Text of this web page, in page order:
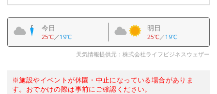
今日
25℃／19℃
明日
25℃／19℃
天気情報提供元：株式会社ライフビジネスウェザー
※施設やイベントが休園・中止になっている場合がありま
す。おでかけの際は事前にご確認ください。